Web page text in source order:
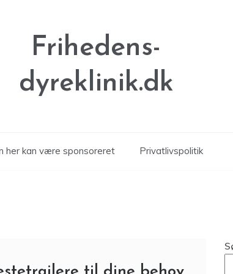
Frihedens-
dyreklinik.dk
her kan være sponsoreret Privatlivspolitik